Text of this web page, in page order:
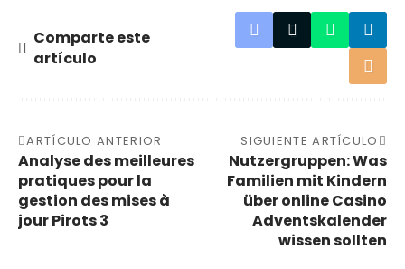
Comparte este
artículo
ARTÍCULO ANTERIOR
Analyse des meilleures
pratiques pour la
gestion des mises à
jour Pirots 3
SIGUIENTE ARTÍCULO
Nutzergruppen: Was
Familien mit Kindern
über online Casino
Adventskalender
wissen sollten